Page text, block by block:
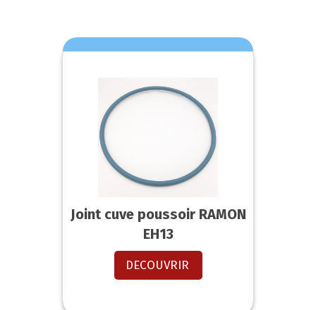
Joint cuve poussoir RAMON
EH13
DECOUVRIR